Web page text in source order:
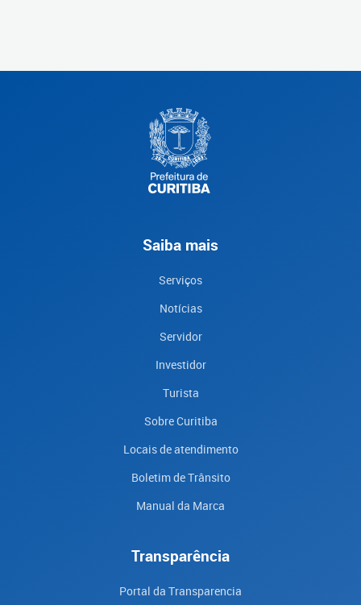
Saiba mais
Serviços
Notícias
Servidor
Investidor
Turista
Sobre Curitiba
Locais de atendimento
Boletim de Trânsito
Manual da Marca
Transparência
Portal da Transparencia